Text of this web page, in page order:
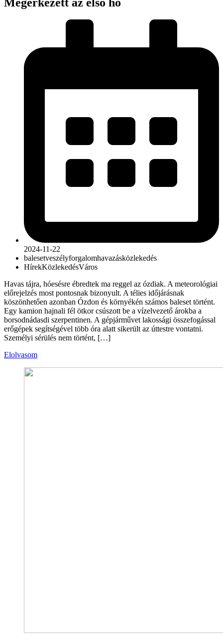
2024-11-22
balesetveszélyforgalomhavazásközlekedés
HírekKözlekedésVáros
Havas tájra, hóesésre ébredtek ma reggel az ózdiak. A meteorológiai
előrejelzés most pontosnak bizonyult. A télies időjárásnak
köszönhetően azonban Ózdon és környékén számos baleset történt.
Egy kamion hajnali fél ötkor csúszott be a vízelvezető árokba a
borsodnádasdi szerpentinen. A gépjárművet lakossági összefogással
erőgépek segítségével több óra alatt sikerült az úttestre vontatni.
Személyi sérülés nem történt, […]
Elolvasom